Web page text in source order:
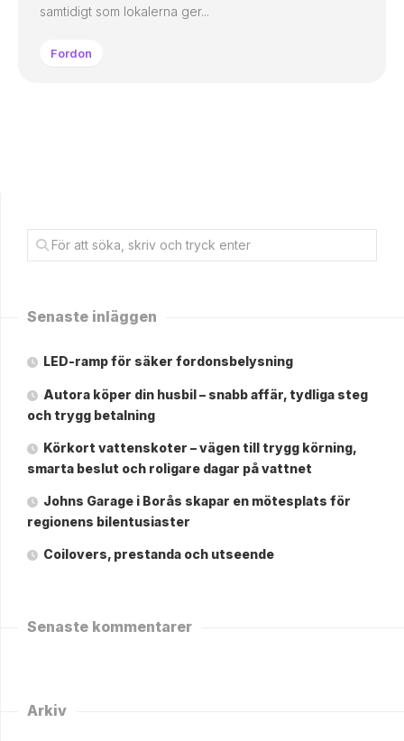
samtidigt som lokalerna ger...
Fordon
Senaste inläggen
LED-ramp för säker fordonsbelysning
Autora köper din husbil – snabb affär, tydliga steg
och trygg betalning
Körkort vattenskoter – vägen till trygg körning,
smarta beslut och roligare dagar på vattnet
Johns Garage i Borås skapar en mötesplats för
regionens bilentusiaster
Coilovers, prestanda och utseende
Senaste kommentarer
Arkiv